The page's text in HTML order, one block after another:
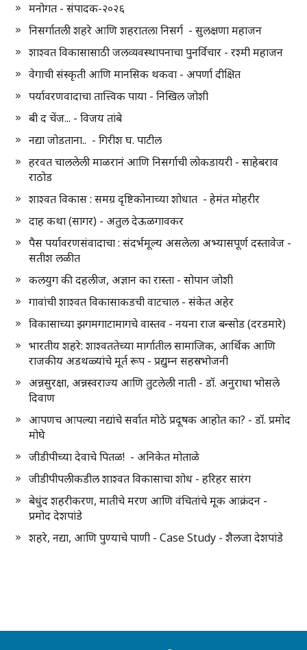
मनोगत - संपादक-२०२६
निसर्गातली शहरे आणि शहरातला निसर्ग - सुलक्षणा महाजन
शाश्वत विकासासाठी जलव्यवस्थापनाचा पुनर्विचार - रश्मी महाजन
वेगाची संस्कृती आणि मानसिक थकवा - अपर्णा दीक्षित
पर्यावरणवादाचा तात्त्विक पाया - निखिल जोशी
बी द चेंज... - विजय तांबे
नद्या जोडताना.. - गिरीश घ. पाटील
हरवत चाललेली माळरानं आणि निसर्गाची लोकडायरी - साहेबराव
राठोड
शाश्वत विकास : समग्र दृष्टिकोनाच्या शोधात - हेमंत मोहरीर
दाह कथा (सागर) - अतुल देऊळगावकर
पैस पर्यावरणसंवादाचा : संदर्भमूल्य असलेला अभ्यासपूर्ण दस्तावेज -
सतीश लळीत
कलयुग की दहलीज, अज्ञान का रास्ता - सोपान जोशी
गावांची शाश्वत विकासाकडची वाटचाल - संकेत अहेर
विकासाच्या झगमगाटामागचे वास्तव - नयना राज बन्सोड (दरडमारे)
भारतीय शहरे: शाश्वततेच्या मार्गातील सामाजिक, आर्थिक आणि
राजकीय अडथळ्यांचे मूर्त रूप - प्रद्युम्न सहस्रभोजनी
अन्नसुरक्षा, अन्नस्वराज्य आणि तुटलेली नाती - डॉ. अनुराधा भोसले
दिवाण
आपणच आपल्या नद्यांचे सर्वात मोठे प्रदूषक आहोत का? - डॉ. प्रमोद
मोघे
जीडीपीच्या देवाचे पितळ! - अनिकेत मोताळे
जीडीपीपलीकडील शाश्वत विकासाचा शोध - हरिहर सारंग
बेधुंद शहरीकरण, मातीचे मरण आणि वंचितांचे मूक आक्रंदन -
प्रमोद देशपांडे
शहरे, नद्या, आणि पुण्याचे पाणी - Case Study - शैलजा देशपांडे